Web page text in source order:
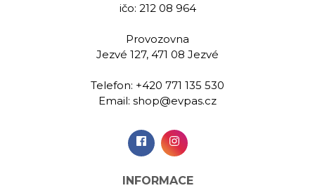
Přidat do
ičo: 212 08 964
Provozovna
Jezvé 127, 471 08 Jezvé
Telefon: +420 771 135 530
Email: shop@evpas.cz
INFORMACE